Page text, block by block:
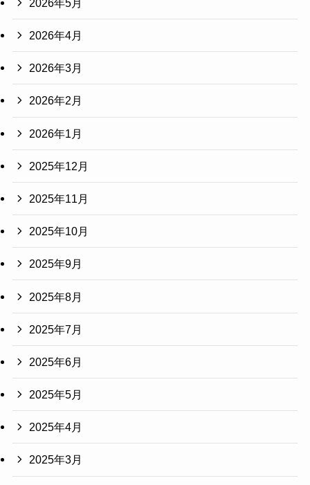
2026年5月
2026年4月
2026年3月
2026年2月
2026年1月
2025年12月
2025年11月
2025年10月
2025年9月
2025年8月
2025年7月
2025年6月
2025年5月
2025年4月
2025年3月